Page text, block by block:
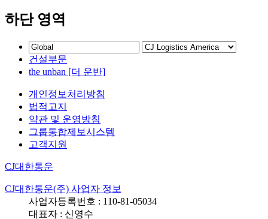
하단 영역
건설부문
the unban [더 운반]
개인정보처리방침
법적고지
약관 및 운영방침
그룹통합제보시스템
고객지원
CJ대한통운
CJ대한통운(주) 사업자 정보
사업자등록번호 : 110-81-05034
대표자 : 신영수